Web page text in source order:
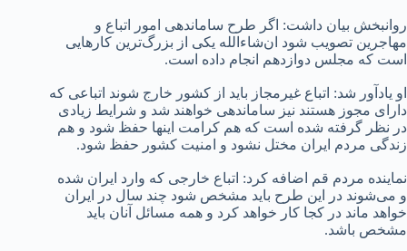
روانبخش بیان داشت: اگر طرح ساماندهی امور اتباع و
مهاجرین تصویب شود ان‌شاءالله یکی از بزرگ‌ترین کارهایی
است که مجلس دوازدهم انجام داده است.
او یادآور شد: اتباع غیرمجاز باید از کشور خارج شوند اتباعی که
دارای مجوز هستند نیز ساماندهی خواهند شد و شرایط زیادی
در نظر گرفته شده است که هم کرامت اینها حفظ شود و هم
زندگی مردم ایران مختل نشود و امنیت کشور حفظ شود.
نماینده مردم قم اضافه کرد: اتباع خارجی که وارد ایران شده
و می‌شوند در این طرح باید مشخص شود چند سال در ایران
خواهد ماند در کجا کار خواهد کرد و همه مسائل آنان باید
مشخص باشد.